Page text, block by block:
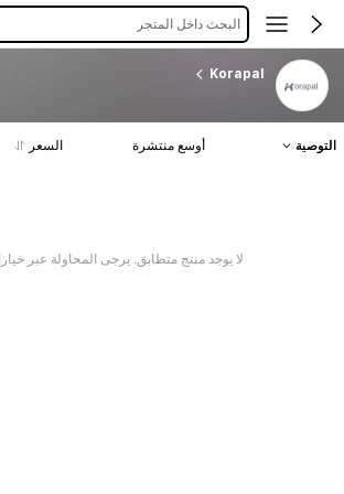
البحث داخل المتجر
Korapal
التوصية أوسع منتشرة السعر
لا يوجد منتج متطابق. يرجى المحاولة عبر